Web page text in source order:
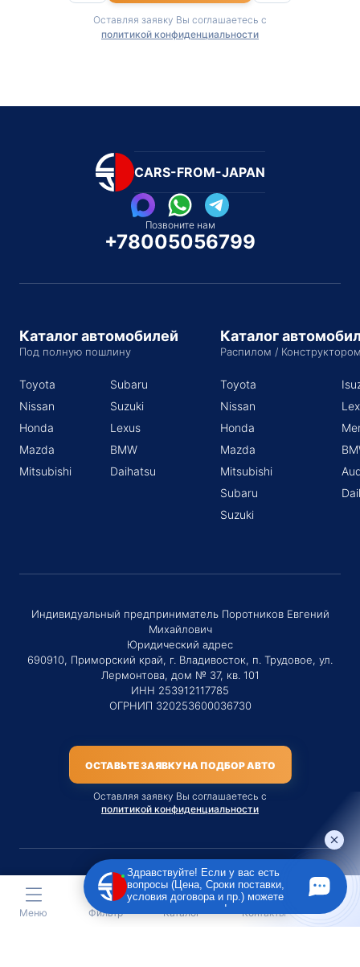
Оставляя заявку Вы соглашаетесь с
политикой конфиденциальности
CARS-FROM-JAPAN
Позвоните нам
+78005056799
Каталог автомобилей
Под полную пошлину
Toyota
Nissan
Honda
Mazda
Mitsubishi
Subaru
Suzuki
Lexus
BMW
Daihatsu
Каталог
Распилом /
Toyota
Nissan
Honda
Mazda
Mitsubishi
Subaru
Suzuki
Индивидуальный предприниматель Поротников Евгений
Михайлович
Юридический адрес
690910, Приморский край, г. Владивосток, п. Трудовое, ул.
Лермонтова, дом № 37, кв. 101
ИНН 253912117785
ОГРНИП 320253600036730
ОСТАВЬТЕ ЗАЯВКУ НА ПОДБОР АВТО
Оставляя заявку Вы соглашаетесь с
политикой конфиденциальности
Материалы данного сайта являются публичной офертой
только на услугу сопровождения Агентом приобретения
транспортного средства Клиентом.
Меню Фильтр Каталог Контакты
Здравствуйте! Если у вас есть
вопросы (Цена, Сроки поставки,
условия договора и пр.) можете
задать их мне в чат!